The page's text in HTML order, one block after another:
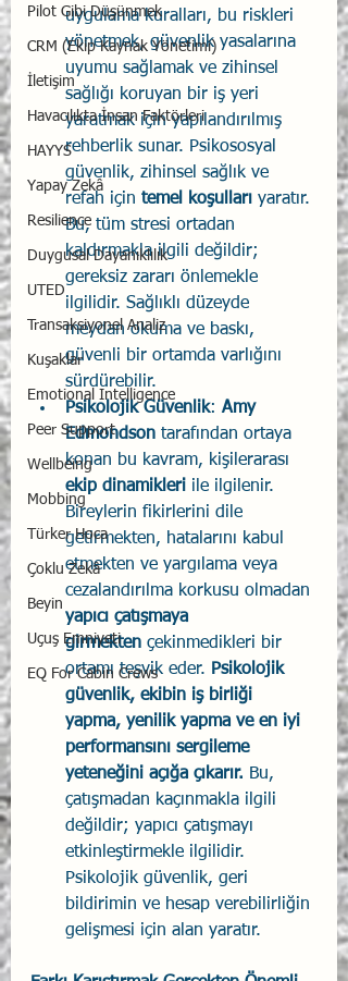
Pilot Gibi Düşünmek
CRM (Ekip Kaynak Yönetimi)
İletişim
Havacılıkta İnsan Faktörleri
HAYYS
Yapay Zekâ
Resilience
Duygusal Dayanıklılık
UTED
Transaksiyonel Analiz
Kuşaklar
Emotional Intelligence
Peer Support
Wellbeing
Mobbing
Türker Hoca
Çoklu Zekâ
Beyin
Uçuş Emniyeti
EQ For Cabin Crews
uygulama kuralları, bu riskleri
yönetmek, güvenlik yasalarına
uyumu sağlamak ve zihinsel
sağlığı koruyan bir iş yeri
yaratmak için yapılandırılmış
rehberlik sunar. Psikososyal
güvenlik, zihinsel sağlık ve
refah için temel koşulları yaratır.
Bu, tüm stresi ortadan
kaldırmakla ilgili değildir;
gereksiz zararı önlemekle
ilgilidir. Sağlıklı düzeyde
meydan okuma ve baskı,
güvenli bir ortamda varlığını
sürdürebilir.
Psikolojik Güvenlik: Amy
Edmondson tarafından ortaya
konan bu kavram, kişilerarası
ekip dinamikleri ile ilgilenir.
Bireylerin fikirlerini dile
getirmekten, hatalarını kabul
etmekten ve yargılama veya
cezalandırılma korkusu olmadan
yapıcı çatışmaya
girmekten çekinmedikleri bir
ortamı teşvik eder. Psikolojik
güvenlik, ekibin iş birliği
yapma, yenilik yapma ve en iyi
performansını sergileme
yeteneğini açığa çıkarır. Bu,
çatışmadan kaçınmakla ilgili
değildir; yapıcı çatışmayı
etkinleştirmekle ilgilidir.
Psikolojik güvenlik, geri
bildirimin ve hesap verebilirliğin
gelişmesi için alan yaratır.